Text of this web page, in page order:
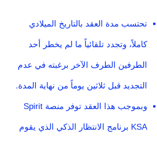
تحتسب مدة العقد بالتاريخ الميلادي
كاملاً، وتجدد تلقائياً ما لم يخطر أحد
الطرفين الطرف الآخر برغبته في عدم
التجديد قبل ثلاثين يوماً من نهاية المدة.
وبموجب هذا العقد توفر منصة Spirit
KSA برنامج الانتظار الذكي الذي يقوم